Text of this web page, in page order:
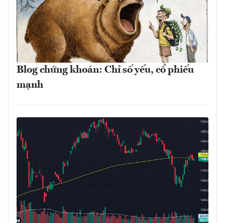
Blog chứng khoán: Chỉ số yếu, cổ phiếu
mạnh